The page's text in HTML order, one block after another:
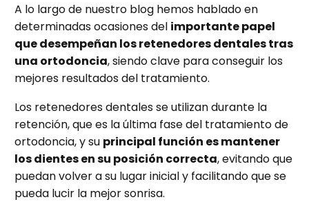
A lo largo de nuestro blog hemos hablado en
determinadas ocasiones del importante papel
que desempeñan los retenedores dentales tras
una ortodoncia, siendo clave para conseguir los
mejores resultados del tratamiento.
Los retenedores dentales se utilizan durante la
retención, que es la última fase del tratamiento de
ortodoncia, y su principal función es mantener
los dientes en su posición correcta, evitando que
puedan volver a su lugar inicial y facilitando que se
pueda lucir la mejor sonrisa.